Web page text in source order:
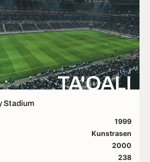
TA'QALI
Stadium
1999
Kunstrasen
2000
238